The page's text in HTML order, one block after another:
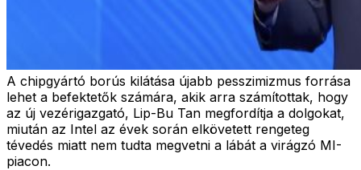
A chipgyártó borús kilátása újabb pesszimizmus forrása
lehet a befektetők számára, akik arra számítottak, hogy
az új vezérigazgató, Lip-Bu Tan megfordítja a dolgokat,
miután az Intel az évek során elkövetett rengeteg
tévedés miatt nem tudta megvetni a lábát a virágzó MI-
piacon.